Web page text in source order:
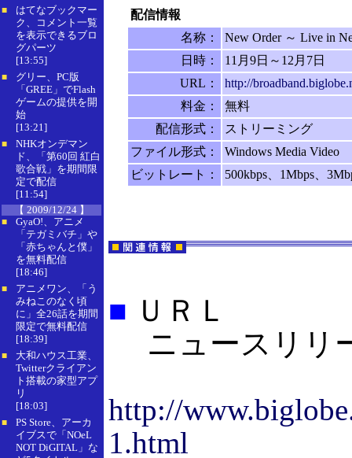
■
はてなブックマー
ク、コメント一覧
を表示できるブロ
グパーツ
[13:55]
■
グリー、PC版
「GREE」でFlash
ゲームの提供を開
始
[13:21]
■
NHKオンデマン
ド、「第60回 紅白
歌合戦」を期間限
定で配信
[11:54]
【 2009/12/24 】
■
GyaO!、アニメ
「テガミバチ」や
「赤ちゃんと僕」
を無料配信
[18:46]
■
アニメワン、「う
みねこのなく頃
に」全26話を期間
限定で無料配信
[18:39]
■
大和ハウス工業、
Twitterクライアン
ト搭載の家型アプ
リ
[18:03]
■
PS Store、アーカ
イブスで「NOeL
NOT DiGITAL」な
配信情報
名称：
New Order ～ Live in
日時：
11月9日～12月7日
URL：
http://
料金：
無料
配信形式：
ストリーミング
ファイル形式：
Windows Media Video
ビットレート：
500kbps、1Mbps、
■ ＵＲＬ
ニュースリリ
http://
1.html